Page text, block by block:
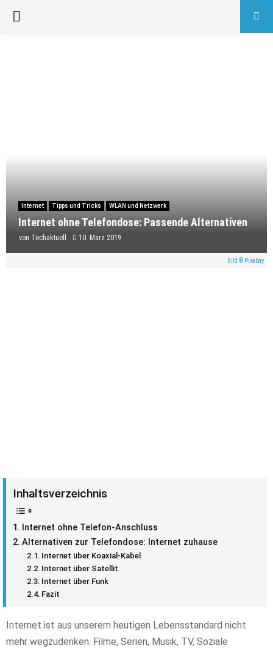
PRIMARY
Internet Tipps und Tricks WLAN und Netzwerk
Internet ohne Telefondose: Passende Alternativen
von Techaktuell 10. März 2019
Bild © Pixabay
Inhaltsverzeichnis
Internet ohne Telefon-Anschluss
Alternativen zur Telefondose: Internet zuhause
Internet über Koaxial-Kabel
Internet über Satellit
Internet über Funk
Fazit
Internet ist aus unserem heutigen Lebensstandard nicht
mehr wegzudenken. Filme, Serien, Musik, TV, Soziale